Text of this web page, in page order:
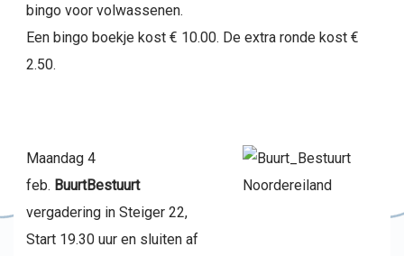
bingo voor volwassenen.
Een bingo boekje kost € 10.00. De extra ronde kost €
2.50.
Maandag 4
feb. BuurtBestuurt
vergadering in Steiger 22,
Start 19.30 uur en sluiten af